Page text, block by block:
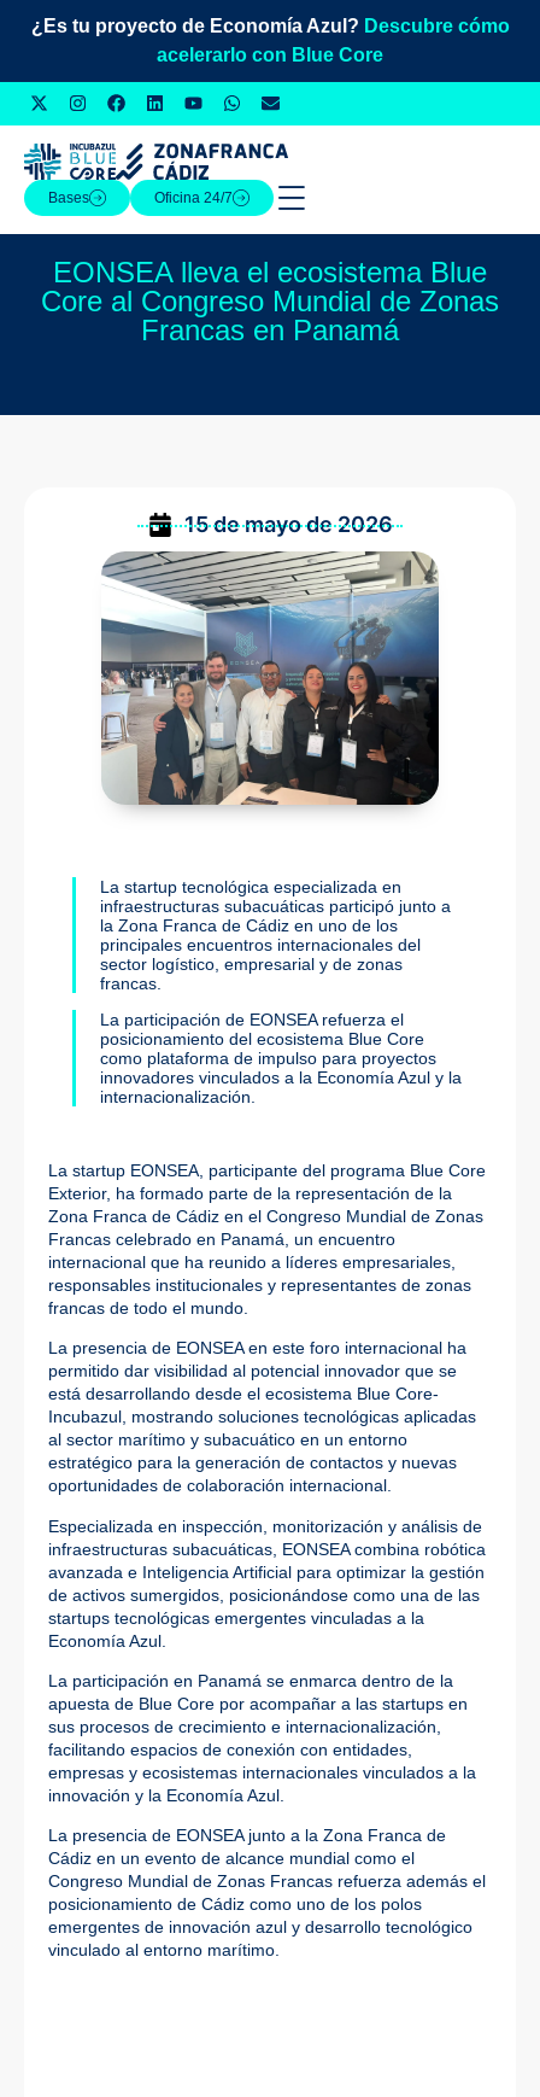
¿Es tu proyecto de Economía Azul? Descubre cómo
acelerarlo con Blue Core
Bases Oficina 24/7
EONSEA lleva el ecosistema Blue
Core al Congreso Mundial de Zonas
Francas en Panamá
15 de mayo de 2026
La startup tecnológica especializada en
infraestructuras subacuáticas participó junto a
la Zona Franca de Cádiz en uno de los
principales encuentros internacionales del
sector logístico, empresarial y de zonas
francas.
La participación de EONSEA refuerza el
posicionamiento del ecosistema Blue Core
como plataforma de impulso para proyectos
innovadores vinculados a la Economía Azul y la
internacionalización.
La startup EONSEA, participante del programa Blue Core
Exterior, ha formado parte de la representación de la
Zona Franca de Cádiz en el Congreso Mundial de Zonas
Francas celebrado en Panamá, un encuentro
internacional que ha reunido a líderes empresariales,
responsables institucionales y representantes de zonas
francas de todo el mundo.
La presencia de EONSEA en este foro internacional ha
permitido dar visibilidad al potencial innovador que se
está desarrollando desde el ecosistema Blue Core-
Incubazul, mostrando soluciones tecnológicas aplicadas
al sector marítimo y subacuático en un entorno
estratégico para la generación de contactos y nuevas
oportunidades de colaboración internacional.
Especializada en inspección, monitorización y análisis de
infraestructuras subacuáticas, EONSEA combina robótica
avanzada e Inteligencia Artificial para optimizar la gestión
de activos sumergidos, posicionándose como una de las
startups tecnológicas emergentes vinculadas a la
Economía Azul.
La participación en Panamá se enmarca dentro de la
apuesta de Blue Core por acompañar a las startups en
sus procesos de crecimiento e internacionalización,
facilitando espacios de conexión con entidades,
empresas y ecosistemas internacionales vinculados a la
innovación y la Economía Azul.
La presencia de EONSEA junto a la Zona Franca de
Cádiz en un evento de alcance mundial como el
Congreso Mundial de Zonas Francas refuerza además el
posicionamiento de Cádiz como uno de los polos
emergentes de innovación azul y desarrollo tecnológico
vinculado al entorno marítimo.